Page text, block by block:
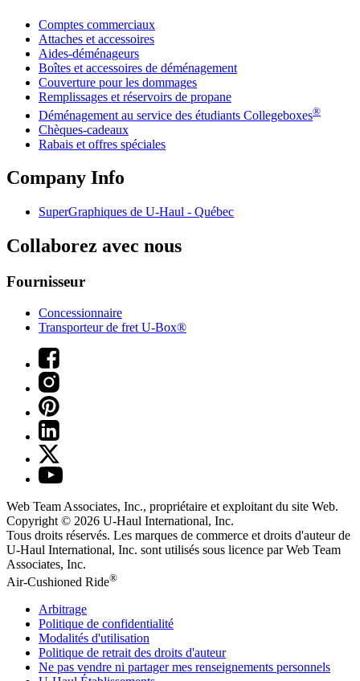
Comptes commerciaux
Attaches et accessoires
Aides-déménageurs
Boîtes et accessoires de déménagement
Couverture pour les dommages
Remplissages et réservoirs de propane
Déménagement au service des étudiants Collegeboxes®
Chèques-cadeaux
Rabais et offres spéciales
Company Info
SuperGraphiques de U-Haul - Québec
Collaborez avec nous
Fournisseur
Concessionnaire
Transporteur de fret U-Box®
Web Team Associates, Inc., propriétaire et exploitant du site Web.
Copyright © 2026 U-Haul International, Inc.
Tous droits réservés. Les marques de commerce et droits d'auteur de
U-Haul International, Inc. sont utilisés sous licence par Web Team
Associates, Inc.
Air-Cushioned Ride®
Arbitrage
Politique de confidentialité
Modalités d'utilisation
Politique de retrait des droits d'auteur
Ne pas vendre ni partager mes renseignements personnels